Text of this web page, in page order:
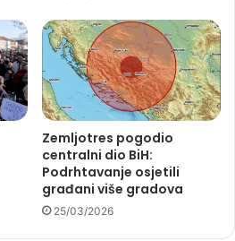
Zemljotres pogodio
centralni dio BiH:
Podrhtavanje osjetili
građani više gradova
25/03/2026